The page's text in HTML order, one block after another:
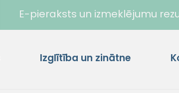
E-pieraksts un izmeklējumu
Izglītība un zinātne